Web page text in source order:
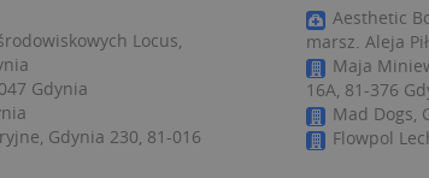
Locus,
Gdynia
Gdynia 230, 81-016
Aesthetic
marsz. Aleja
Maja
16A, 81-376
Mad Dogs,
Flowpol
Provider/
.targeo.pl
CookieScript
.targeo.pl
1 rok 1 miesiąc
Ten plik cookie jest
do zapamiętywania